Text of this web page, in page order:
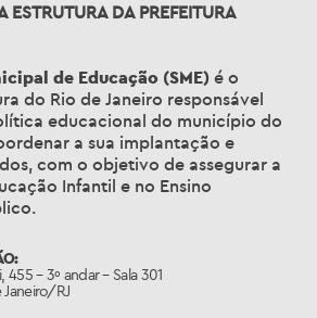
ESTRUTURA DA PREFEITURA
de Educação (SME) é o
do Rio de Janeiro responsável
educacional do município do
a sua implantação e
com o objetivo de assegurar a
Infantil e no Ensino
– 3º andar – Sala 301
RJ